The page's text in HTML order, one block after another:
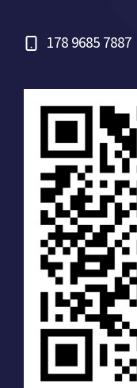
178 9685 7887